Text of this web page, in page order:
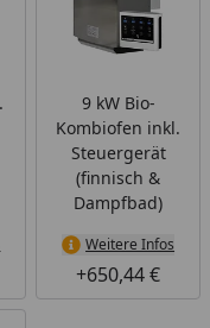
9 kW Bio-
Kombiofen inkl.
Steuergerät
(finnisch &
Dampfbad)
Weitere Infos
+650,44 €